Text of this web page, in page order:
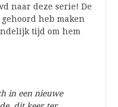
naar deze serie! De
heb maken
tijd om hem
in een nieuwe